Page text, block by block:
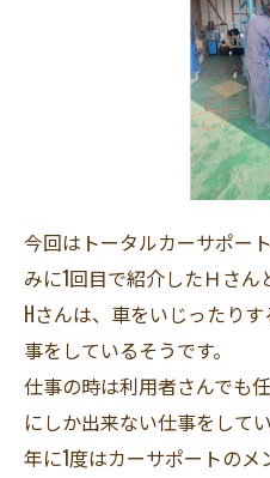
今回はトータルカーサポー
みに1回目で紹介したＨさん
Hさんは、車をいじったり
事をしているそうです。
仕事の時は利用者さんでも
にしか出来ない仕事をしてい
年に1度はカーサポートの